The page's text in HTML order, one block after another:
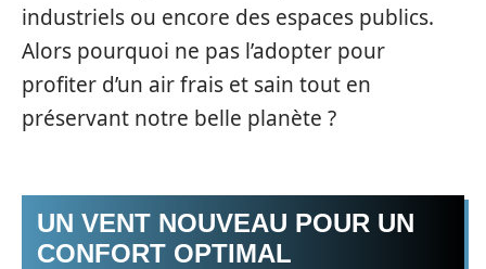
industriels ou encore des espaces publics.
Alors pourquoi ne pas l’adopter pour
profiter d’un air frais et sain tout en
préservant notre belle planète ?
UN VENT NOUVEAU POUR UN
CONFORT OPTIMAL